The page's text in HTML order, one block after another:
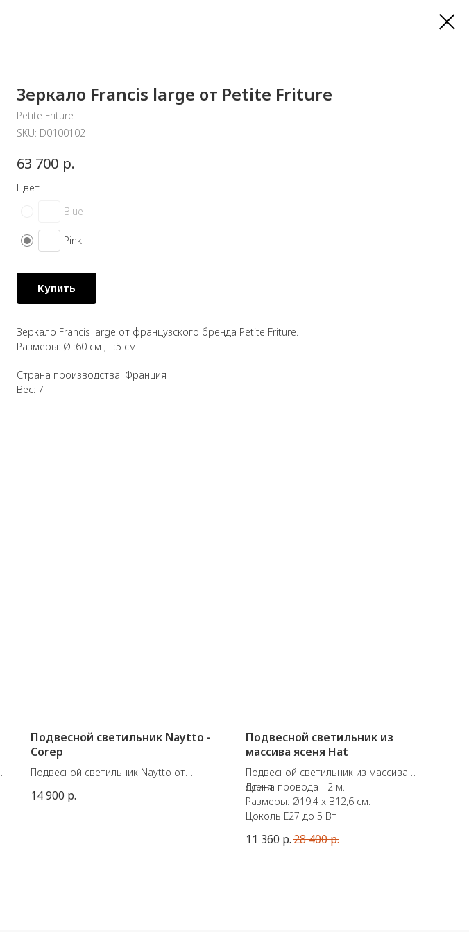
Зеркало Francis large от Petite Friture
Petite Friture
SKU: D0100102
63 700 р.
Цвет
Blue
Pink
Купить
Зеркало Francis large от французского бренда Petite Friture.
Размеры: Ø :60 см ; Г:5 см.
Страна производства: Франция
Вес: 7
Подвесной светильник Naytto -
Corep
Подвесной светильник Naytto от
Материал: металл, ротанг
14 900 р.
Подвесной светильник из
массива ясеня Hat
Подвесной светильник из массива
ясеня.
Длина провода - 2 м.
Размеры: Ø19,4 x В12,6 см.
Цоколь E27 до 5 Вт
11 360 р.28 400р.